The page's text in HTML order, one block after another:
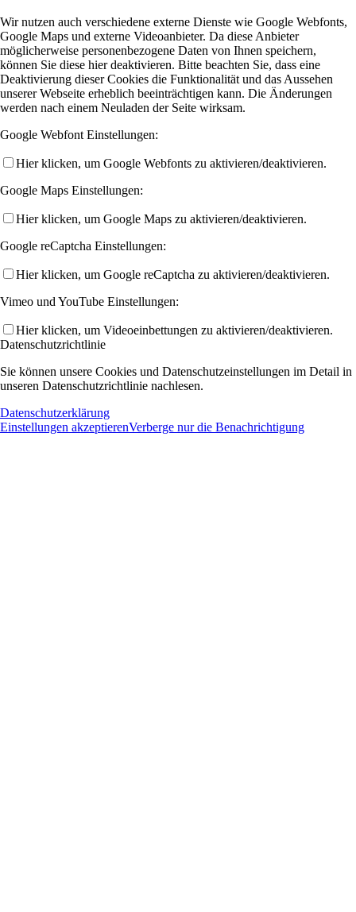
Wir nutzen auch verschiedene externe Dienste wie Google Webfonts,
Google Maps und externe Videoanbieter. Da diese Anbieter
möglicherweise personenbezogene Daten von Ihnen speichern,
können Sie diese hier deaktivieren. Bitte beachten Sie, dass eine
Deaktivierung dieser Cookies die Funktionalität und das Aussehen
unserer Webseite erheblich beeinträchtigen kann. Die Änderungen
werden nach einem Neuladen der Seite wirksam.
Google Webfont Einstellungen:
Hier klicken, um Google Webfonts zu aktivieren/deaktivieren.
Google Maps Einstellungen:
Hier klicken, um Google Maps zu aktivieren/deaktivieren.
Google reCaptcha Einstellungen:
Hier klicken, um Google reCaptcha zu aktivieren/deaktivieren.
Vimeo und YouTube Einstellungen:
Hier klicken, um Videoeinbettungen zu aktivieren/deaktivieren.
Datenschutzrichtlinie
Sie können unsere Cookies und Datenschutzeinstellungen im Detail in
unseren Datenschutzrichtlinie nachlesen.
Datenschutzerklärung
Einstellungen akzeptierenVerberge nur die Benachrichtigung